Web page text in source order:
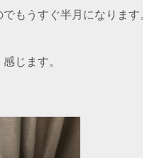
もうすぐ半月になります。
じます。